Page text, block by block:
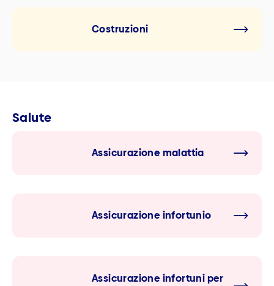
Costruzioni
Salute
Assicurazione malattia
Assicurazione infortunio
Assicurazione infortuni per